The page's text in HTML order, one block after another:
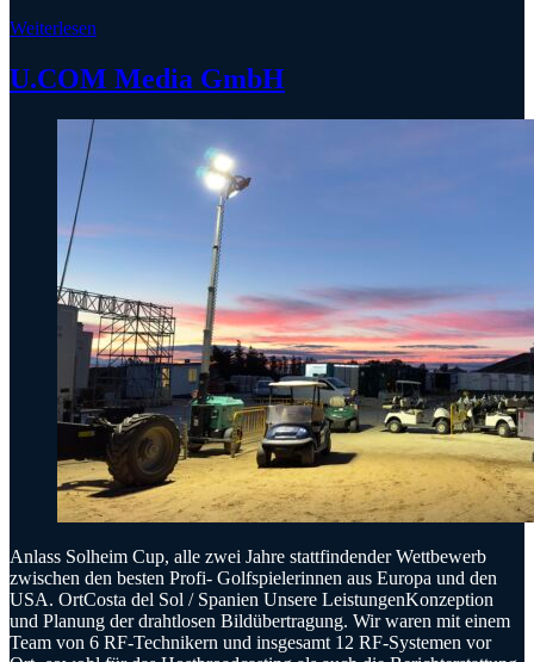
Weiterlesen
U.COM Media GmbH
Anlass Solheim Cup, alle zwei Jahre stattfindender Wettbewerb
zwischen den besten Profi- Golfspielerinnen aus Europa und den
USA. OrtCosta del Sol / Spanien Unsere LeistungenKonzeption
und Planung der drahtlosen Bildübertragung. Wir waren mit einem
Team von 6 RF-Technikern und insgesamt 12 RF-Systemen vor